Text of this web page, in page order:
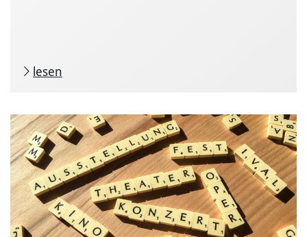
lesen